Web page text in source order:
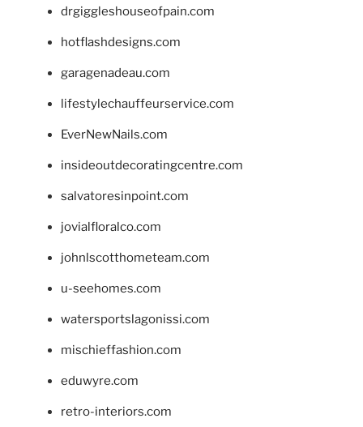
drgiggleshouseofpain.com
hotflashdesigns.com
garagenadeau.com
lifestylechauffeurservice.com
EverNewNails.com
insideoutdecoratingcentre.com
salvatoresinpoint.com
jovialfloralco.com
johnlscotthometeam.com
u-seehomes.com
watersportslagonissi.com
mischieffashion.com
eduwyre.com
retro-interiors.com